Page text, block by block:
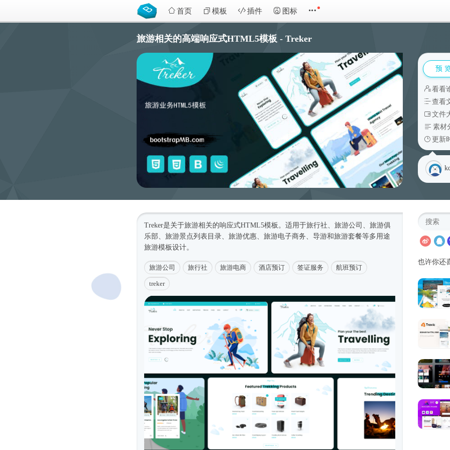
首页 模板 插件 图标
旅游相关的高端响应式HTML5模板 - Treker
预
看看
查看
文件
素材
更新
Treker是关于旅游相关的响应式HTML5模板 。适用于旅行社、旅游公司、旅游俱
乐部、旅游景点列表目录、旅游优惠、旅游电子商务、导游和旅游套餐等多用途
旅游模板设计。
旅游公司 旅行社 旅游电商 酒店预订 签证服务 航班预订
treker
也许你还